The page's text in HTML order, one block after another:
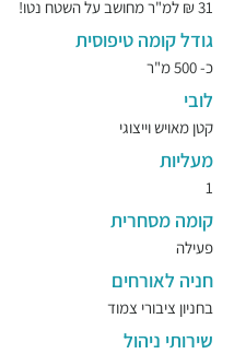
31 ₪ למ"ר מחושב על השטח נטו!
גודל קומה טיפוסית
כ- 500 מ"ר
לובי
קטן מאויש וייצוגי
מעליות
1
קומה מסחרית
פעילה
חניה לאורחים
בחניון ציבורי צמוד
שירותי ניהול